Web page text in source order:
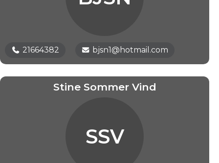
21664382 bjsn1@hotmail.com
Stine Sommer Vind
SSV